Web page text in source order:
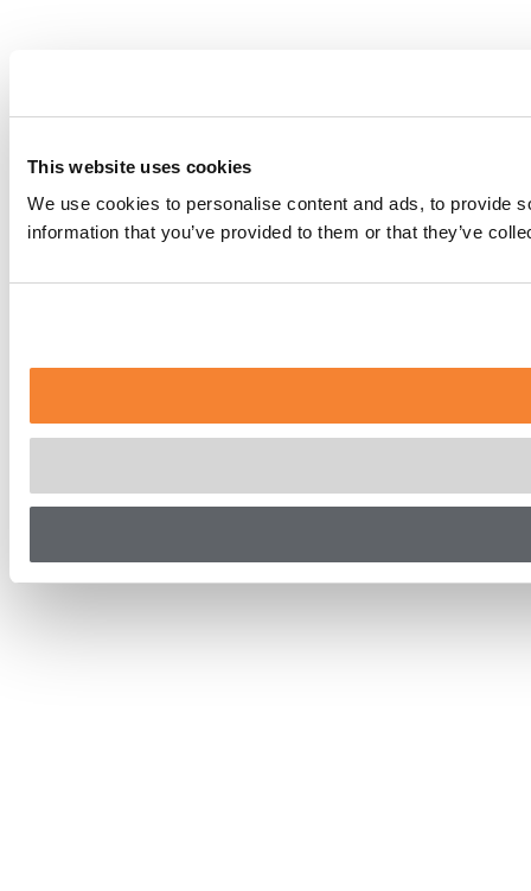
This website uses cookies
We use cookies to personalise content and ads, to provide
information that you’ve provided to them or that they’ve